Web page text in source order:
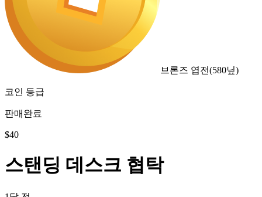
브론즈 엽전(580닢)
코인 등급
판매완료
$40
스탠딩 데스크 협탁